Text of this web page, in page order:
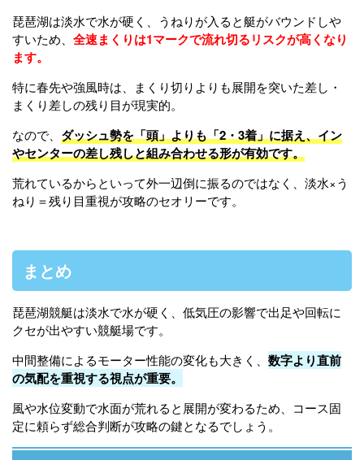
琵琶湖は淡水で水が硬く、うねりが入ると艇がバウンドしや
すいため、 全速まくりは1マークで流れ切るリスクが高くなり
ます。
特に春先や強風時は、まくり切りよりも展開を突いた差し・
まくり差しの残り目が現実的。
なので、 ダッシュ勢を「頭」よりも「2・3着」に据え、イン
やセンターの差し残しと組み合わせる形が有効です。
荒れているからといって外一辺倒に振るのではなく、淡水×う
ねり＝残り目重視が攻略のセオリーです。
まとめ
琵琶湖競艇は淡水で水が硬く、低気圧の影響で出足や回転に
クセが出やすい競艇場です。
中間整備によるモーター性能の変化も大きく、 数字より直前
の気配を重視する視点が重要。
風や水位変動で水面が荒れると展開が変わるため、コース固
定に頼らず総合判断が攻略の鍵となるでしょう。